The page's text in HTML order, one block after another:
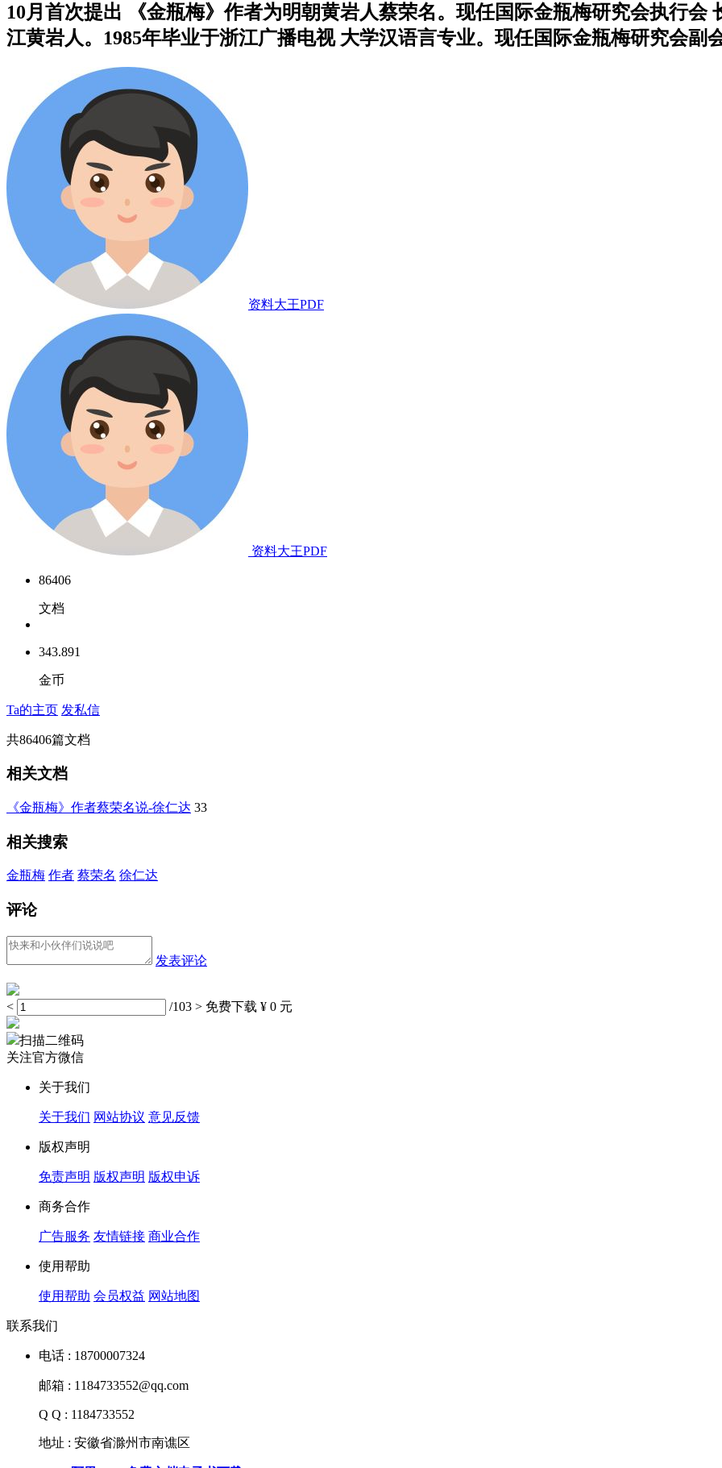
10月首次提出 《金瓶梅》作者为明朝黄岩人蔡荣名。现任国际金瓶梅研究会执行会
江黄岩人。1985年毕业于浙江广播电视 大学汉语言专业。现任国际金瓶梅研究会副
资料大王PDF
资料大王PDF
86406
文档
343.891
金币
Ta的主页 发私信
共86406篇文档
相关文档
《金瓶梅》作者蔡荣名说-徐仁达 33
相关搜索
金瓶梅 作者 蔡荣名 徐仁达
评论
发表评论
< /103 > 免费下载 ¥ 0 元
扫描二维码
关注官方微信
关于我们
关于我们 网站协议 意见反馈
版权声明
免责声明 版权声明 版权申诉
商务合作
广告服务 友情链接 商业合作
使用帮助
使用帮助 会员权益 网站地图
联系我们
电话 : 18700007324
邮箱 : 1184733552@qq.com
Q Q : 1184733552
地址 : 安徽省滁州市南谯区